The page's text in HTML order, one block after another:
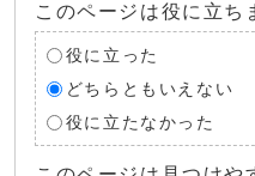
このページは役に立ち
役に立った
どちらともいえない
役に立たなかった